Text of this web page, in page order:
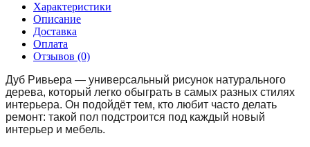
Характеристики
Описание
Доставка
Оплата
Отзывов (0)
Дуб Ривьера — универсальный рисунок натурального
дерева, который легко обыграть в самых разных стилях
интерьера. Он подойдёт тем, кто любит часто делать
ремонт: такой пол подстроится под каждый новый
интерьер и мебель.